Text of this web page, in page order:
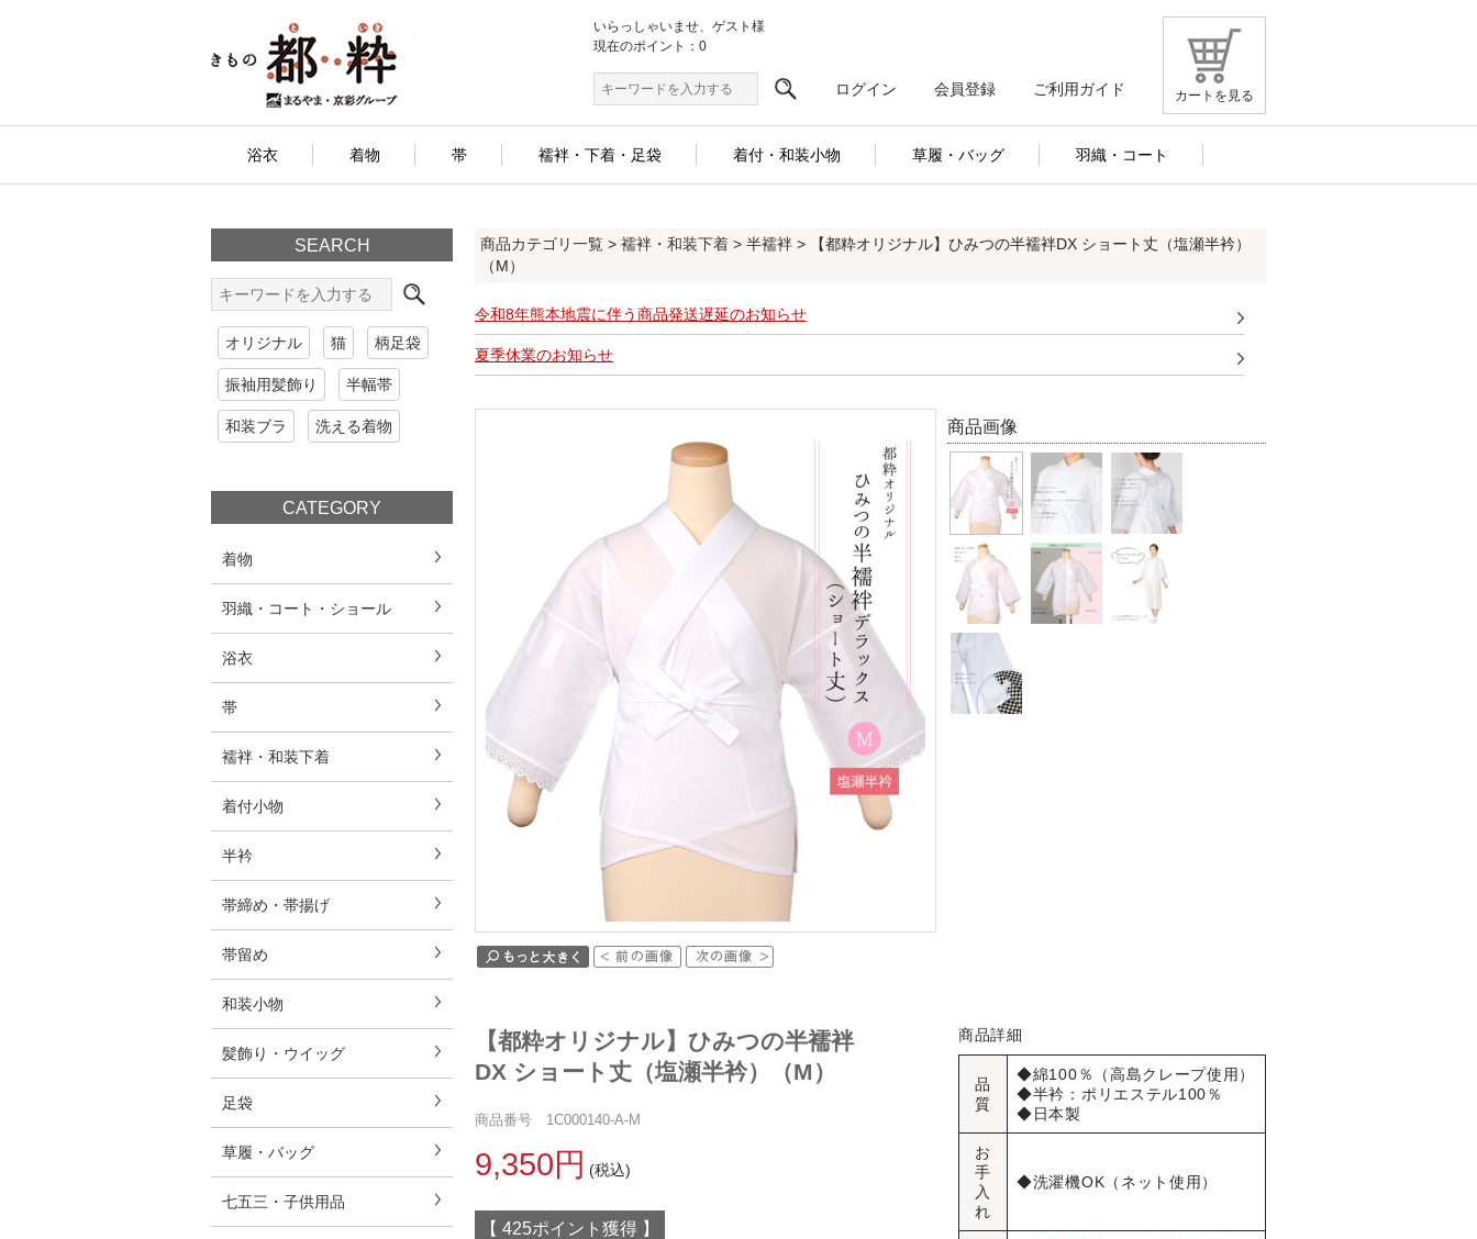
カートを見る
いらっしゃいませ、ゲスト様
現在のポイント：0
ログイン 会員登録 ご利用ガイド
浴衣 着物 帯 襦袢・下着・足袋 着付・和装小物 草履・バッグ 羽織・コート
SEARCH
オリジナル 猫 柄足袋
振袖用髪飾り 半幅帯
和装ブラ 洗える着物
CATEGORY
着物
羽織・コート・ショール
浴衣
帯
襦袢・和装下着
着付小物
半衿
帯締め・帯揚げ
帯留め
和装小物
髪飾り・ウイッグ
足袋
草履・バッグ
七五三・子供用品
商品カテゴリ一覧 > 襦袢・和装下着 > 半襦袢 > 【都粋オリジナル】ひみつの半襦袢DX ショート丈（塩瀬半衿）
（M）
令和8年熊本地震に伴う商品発送遅延のお知らせ
夏季休業のお知らせ
商品画像
商品詳細
品
質
◆綿100％（高島クレープ使用）
◆半衿：ポリエステル100％
◆日本製
お
手
入
れ
◆洗濯機OK（ネット使用）
【都粋オリジナル】ひみつの半襦袢
DX ショート丈（塩瀬半衿）（M）
商品番号 1C000140-A-M
9,350円 (税込)
【 425ポイント獲得 】